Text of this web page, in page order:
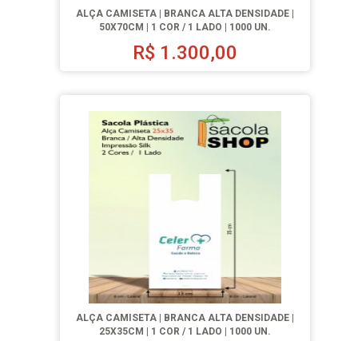
ALÇA CAMISETA | BRANCA ALTA DENSIDADE |
50X70CM | 1 COR / 1 LADO | 1000 UN.
R$ 1.300,00
ALÇA CAMISETA | BRANCA ALTA DENSIDADE |
25X35CM | 1 COR / 1 LADO | 1000 UN.